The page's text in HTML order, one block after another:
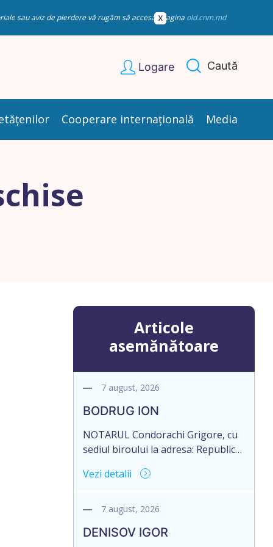
sau aviz de pierdere vă rugăm să accesați pagina old.cnm.md
Logare Caută
Cooperare internațională Media
Articole
asemănătoare
7 august, 2026
BODRUG ION
NOTARUL Condorachi Grigore, cu
sediul biroului la adresa: Republica
str.Independenţei 89/1, anunță
succesorale în urma decesului
24.05.1958, IDNP 0982301229316,
Vezi detalii
7 august, 2026
DENISOV IGOR